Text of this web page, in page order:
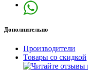
Дополнительно
Производители
Товары со скидкой